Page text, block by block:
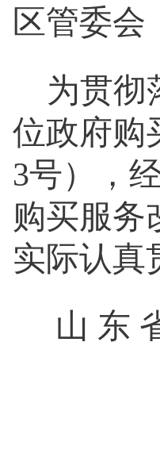
区管委
为贯彻
位政府购
3号），
购买服务
实际认真
山 东